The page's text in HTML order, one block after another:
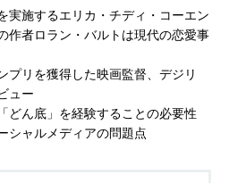
実施するエリカ・チディ・コーエン
作者ロラン・バルトは現代の恋愛事
プリを獲得した映画監督、デジリ
ュー
どん底」を経験することの必要性
シャルメディアの問題点